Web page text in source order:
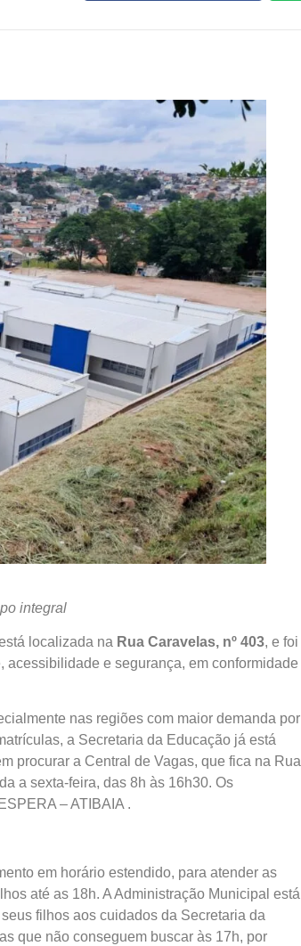
integral
localizada na Rua Caravelas, nº 403, e foi
e segurança, em conformidade
nas regiões com maior demanda por
a Secretaria da Educação já está
procurar a Central de Vagas, que fica na Rua
a sexta-feira, das 8h às 16h30. Os
– ATIBAIA .
em horário estendido, para atender as
até as 18h. A Administração Municipal está
filhos aos cuidados da Secretaria da
que não conseguem buscar às 17h, por